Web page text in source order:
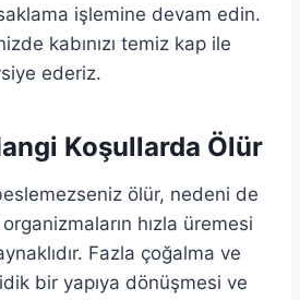
işlemine devam edin.
kabınızı temiz kap ile
ederiz.
Koşullarda Ölür
ölür, nedeni de
hızla üremesi
Fazla çoğalma ve
bir yapıya dönüşmesi ve